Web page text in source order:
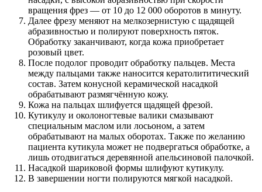
вращения фрез — от 10 до 12 000 оборотов в минуту.
Далее фрезу меняют на мелкозернистую с щадящей
абразивностью и полируют поверхность пяток.
Обработку заканчивают, когда кожа приобретает
розовый цвет.
После подолог проводит обработку пальцев. Места
между пальцами также наносится кератолититический
состав. Затем конусной керамической насадкой
обрабатывают размягчённую кожу.
Кожа на пальцах шлифуется щадящей фрезой.
Кутикулу и околоногтевые валики смазывают
специальным маслом или лосьоном, а затем
обрабатывают на малых оборотах. Также по желанию
пациента кутикула может не подвергаться обработке, а
лишь отодвигаться деревянной апельсиновой палочкой.
Насадкой шариковой формы шлифуют кутикулу.
В завершении ногти полируются мягкой насадкой.